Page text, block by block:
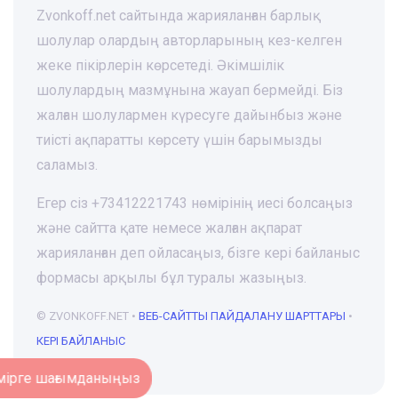
Zvonkoff.net сайтында жарияланған барлық
шолулар олардың авторларының кез-келген
жеке пікірлерін көрсетеді. Әкімшілік
шолулардың мазмұнына жауап бермейді. Біз
жалған шолулармен күресуге дайынбыз және
тиісті ақпаратты көрсету үшін барымызды
саламыз.
Егер сіз +73412221743 нөмірінің иесі болсаңыз
және сайтта қате немесе жалған ақпарат
жарияланған деп ойласаңыз, бізге кері байланыс
формасы арқылы бұл туралы жазыңыз.
© ZVONKOFF.NET • ВЕБ-CАЙТТЫ ПАЙДАЛАНУ ШАРТТАРЫ •
КЕРІ БАЙЛАНЫС
Нөмірге шағымданыңыз